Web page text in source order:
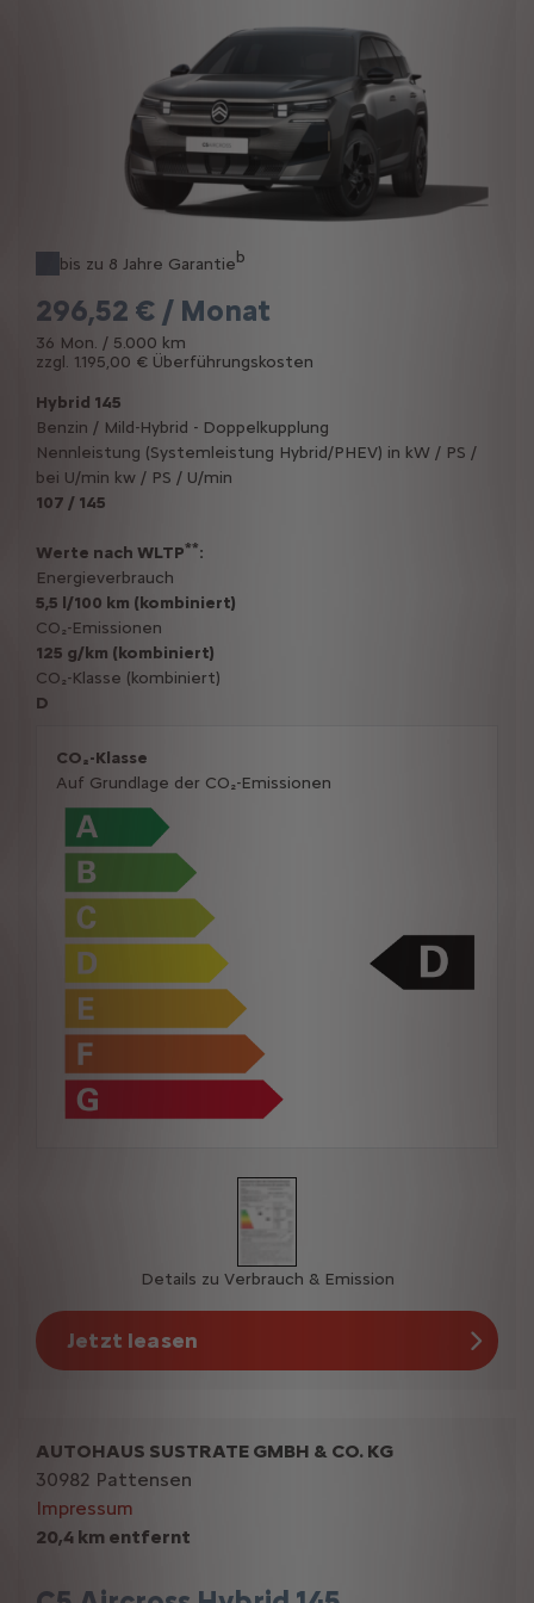
bis zu 8 Jahre Garantieb
296,52 € / Monat
36 Mon. / 5.000 km
zzgl. 1.195,00 € Überführungskosten
Hybrid 145
Benzin / Mild-Hybrid - Doppelkupplung
Nennleistung (Systemleistung Hybrid/PHEV) in kW / PS /
bei U/min kw / PS / U/min
107 / 145
Werte nach WLTP**:
Energieverbrauch
5,5 l/100 km (kombiniert)
CO₂-Emissionen
125 g/km (kombiniert)
CO₂-Klasse (kombiniert)
D
CO₂-Klasse
Auf Grundlage der CO₂-Emissionen
Details zu Verbrauch & Emission
Jetzt leasen
20,4 km entfernt
AUTOHAUS SUSTRATE GMBH & CO. KG
30982 Pattensen
Impressum